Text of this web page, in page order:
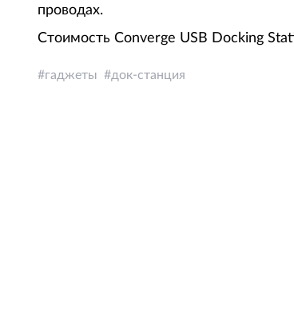
проводах.
Стоимость Converge USB Docking
гаджеты док-станция